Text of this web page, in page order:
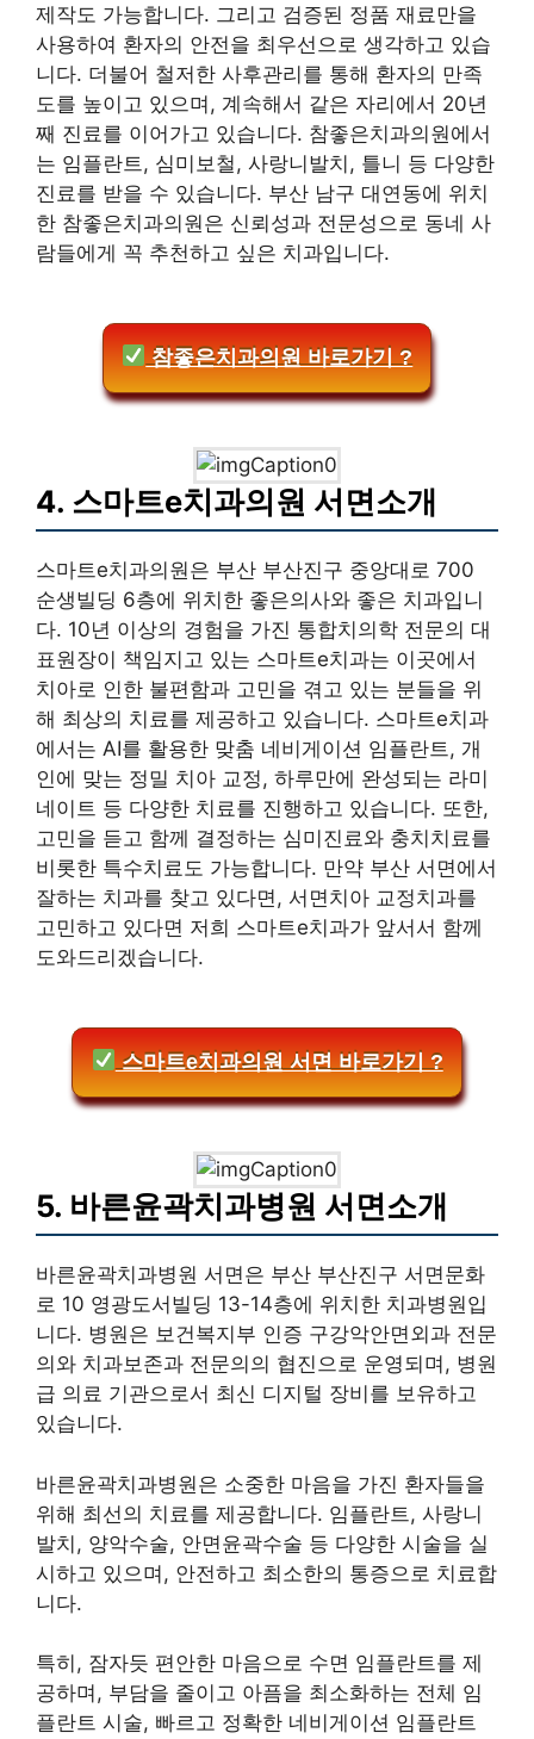
제작도 가능합니다. 그리고 검증된 정품 재료만을
사용하여 환자의 안전을 최우선으로 생각하고 있습
니다. 더불어 철저한 사후관리를 통해 환자의 만족
도를 높이고 있으며, 계속해서 같은 자리에서 20년
째 진료를 이어가고 있습니다. 참좋은치과의원에서
는 임플란트, 심미보철, 사랑니발치, 틀니 등 다양한
진료를 받을 수 있습니다. 부산 남구 대연동에 위치
한 참좋은치과의원은 신뢰성과 전문성으로 동네 사
람들에게 꼭 추천하고 싶은 치과입니다.
참좋은치과의원 바로가기 ?
4. 스마트e치과의원 서면소개
스마트e치과의원은 부산 부산진구 중앙대로 700
순생빌딩 6층에 위치한 좋은의사와 좋은 치과입니
다. 10년 이상의 경험을 가진 통합치의학 전문의 대
표원장이 책임지고 있는 스마트e치과는 이곳에서
치아로 인한 불편함과 고민을 겪고 있는 분들을 위
해 최상의 치료를 제공하고 있습니다. 스마트e치과
에서는 AI를 활용한 맞춤 네비게이션 임플란트, 개
인에 맞는 정밀 치아 교정, 하루만에 완성되는 라미
네이트 등 다양한 치료를 진행하고 있습니다. 또한,
고민을 듣고 함께 결정하는 심미진료와 충치치료를
비롯한 특수치료도 가능합니다. 만약 부산 서면에서
잘하는 치과를 찾고 있다면, 서면치아 교정치과를
고민하고 있다면 저희 스마트e치과가 앞서서 함께
도와드리겠습니다.
스마트e치과의원 서면 바로가기 ?
5. 바른윤곽치과병원 서면소개
바른윤곽치과병원 서면은 부산 부산진구 서면문화
로 10 영광도서빌딩 13-14층에 위치한 치과병원입
니다. 병원은 보건복지부 인증 구강악안면외과 전문
의와 치과보존과 전문의의 협진으로 운영되며, 병원
급 의료 기관으로서 최신 디지털 장비를 보유하고
있습니다.
바른윤곽치과병원은 소중한 마음을 가진 환자들을
위해 최선의 치료를 제공합니다. 임플란트, 사랑니
발치, 양악수술, 안면윤곽수술 등 다양한 시술을 실
시하고 있으며, 안전하고 최소한의 통증으로 치료합
니다.
특히, 잠자듯 편안한 마음으로 수면 임플란트를 제
공하며, 부담을 줄이고 아픔을 최소화하는 전체 임
플란트 시술, 빠르고 정확한 네비게이션 임플란트